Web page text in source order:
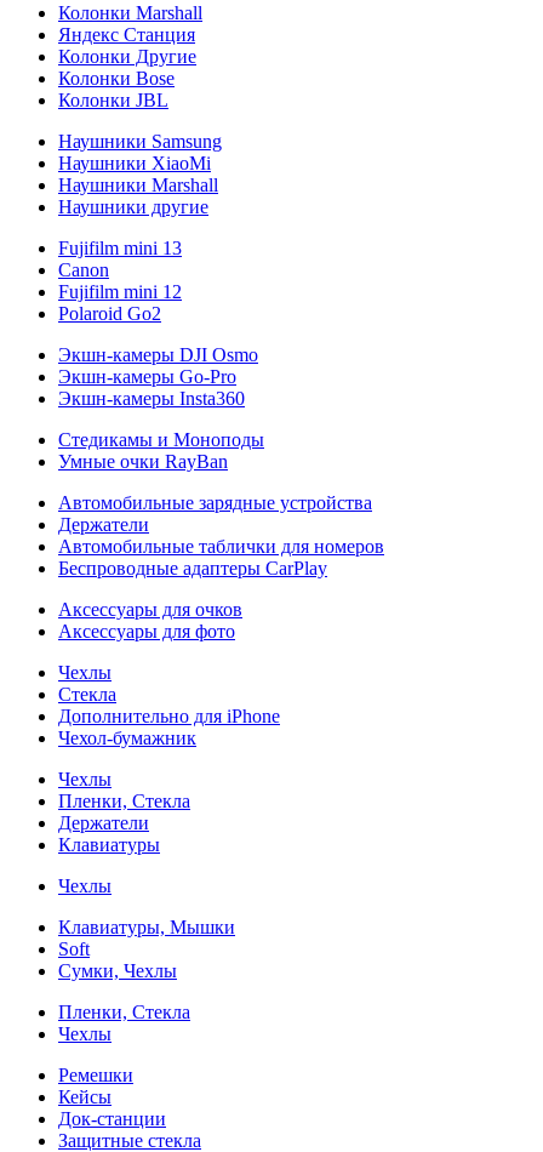
Колонки Marshall
Яндекс Станция
Колонки Другие
Колонки Bose
Колонки JBL
Наушники Samsung
Наушники XiaoMi
Наушники Marshall
Наушники другие
Fujifilm mini 13
Canon
Fujifilm mini 12
Polaroid Go2
Экшн-камеры DJI Osmo
Экшн-камеры Go-Pro
Экшн-камеры Insta360
Стедикамы и Моноподы
Умные очки RayBan
Автомобильные зарядные устройства
Держатели
Автомобильные таблички для номеров
Беспроводные адаптеры CarPlay
Аксессуары для очков
Аксессуары для фото
Чехлы
Стекла
Дополнительно для iPhone
Чехол-бумажник
Чехлы
Пленки, Стекла
Держатели
Клавиатуры
Чехлы
Клавиатуры, Мышки
Soft
Сумки, Чехлы
Пленки, Стекла
Чехлы
Ремешки
Кейсы
Док-станции
Защитные стекла